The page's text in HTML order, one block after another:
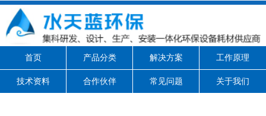
首页 产品分类 解决方案 工作原理
技术资料 合作伙伴 常见问题 关于我们